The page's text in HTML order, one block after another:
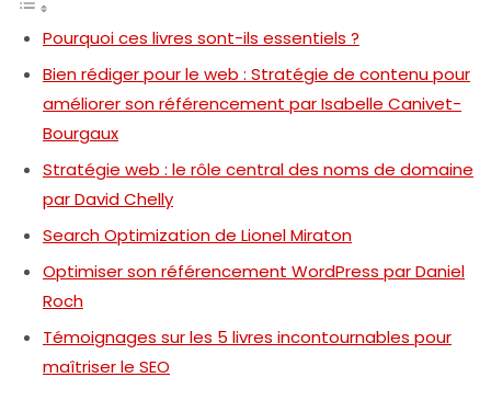
Pourquoi ces livres sont-ils essentiels ?
Bien rédiger pour le web : Stratégie de contenu pour
améliorer son référencement par Isabelle Canivet-
Bourgaux
Stratégie web : le rôle central des noms de domaine
par David Chelly
Search Optimization de Lionel Miraton
Optimiser son référencement WordPress par Daniel
Roch
Témoignages sur les 5 livres incontournables pour
maîtriser le SEO